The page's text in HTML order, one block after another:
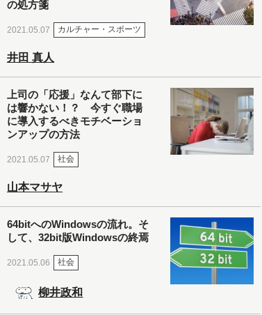
の処方箋
2021.05.07 カルチャー・スポーツ
井田 真人
上司の「応援」なんて部下に
は響かない！？ 今すぐ職場
に導入するべきモチベーショ
ンアップの方法
2021.05.07 社会
山本マサヤ
64bitへのWindowsの流れ。そ
して、32bit版Windowsの終焉
2021.05.06 社会
柳井政和